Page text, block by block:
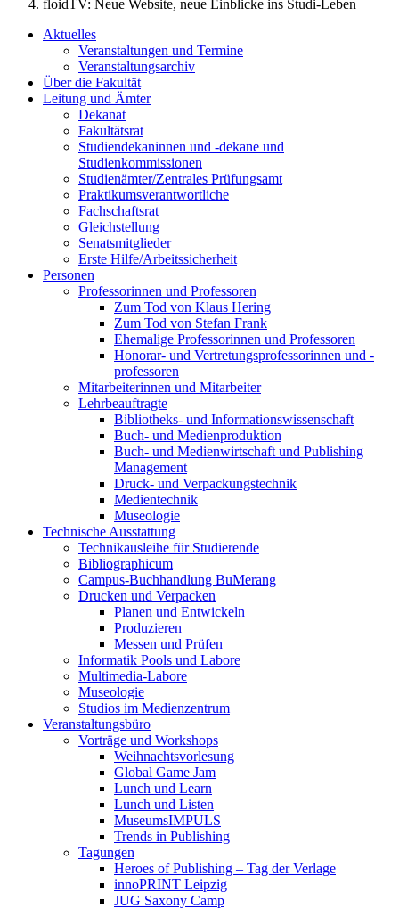
floidTV: Neue Website, neue Einblicke ins Studi-Leben
Aktuelles
Veranstaltungen und Termine
Veranstaltungsarchiv
Über die Fakultät
Leitung und Ämter
Dekanat
Fakultätsrat
Studiendekaninnen und -dekane und
Studienkommissionen
Studienämter/Zentrales Prüfungsamt
Praktikumsverantwortliche
Fachschaftsrat
Gleichstellung
Senatsmitglieder
Erste Hilfe/Arbeitssicherheit
Personen
Professorinnen und Professoren
Zum Tod von Klaus Hering
Zum Tod von Stefan Frank
Ehemalige Professorinnen und Professoren
Honorar- und Vertretungsprofessorinnen und -
professoren
Mitarbeiterinnen und Mitarbeiter
Lehrbeauftragte
Bibliotheks- und Informationswissenschaft
Buch- und Medienproduktion
Buch- und Medienwirtschaft und Publishing
Management
Druck- und Verpackungstechnik
Medientechnik
Museologie
Technische Ausstattung
Technikausleihe für Studierende
Bibliographicum
Campus-Buchhandlung BuMerang
Drucken und Verpacken
Planen und Entwickeln
Produzieren
Messen und Prüfen
Informatik Pools und Labore
Multimedia-Labore
Museologie
Studios im Medienzentrum
Veranstaltungsbüro
Vorträge und Workshops
Weihnachtsvorlesung
Global Game Jam
Lunch und Learn
Lunch und Listen
MuseumsIMPULS
Trends in Publishing
Tagungen
Heroes of Publishing – Tag der Verlage
innoPRINT Leipzig
JUG Saxony Camp